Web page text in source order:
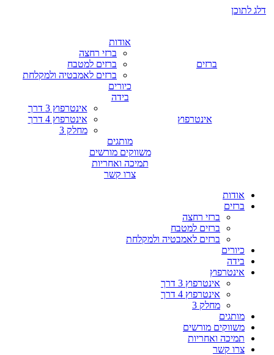
דלג לתוכן
אודות
ברזים
ברזי רחצה
ברזים למטבח
ברזים לאמבטיה ולמקלחת
כיורים
בידה
אינטרפוץ
אינטרפוץ 3 דרך
אינטרפוץ 4 דרך
מחלק 3
מותגים
משווקים מורשים
תמיכה ואחריות
צרו קשר
אודות
ברזים
ברזי רחצה
ברזים למטבח
ברזים לאמבטיה ולמקלחת
כיורים
בידה
אינטרפוץ
אינטרפוץ 3 דרך
אינטרפוץ 4 דרך
מחלק 3
מותגים
משווקים מורשים
תמיכה ואחריות
צרו קשר